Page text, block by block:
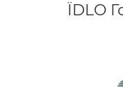
ЇDLO